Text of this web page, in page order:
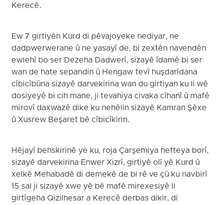
Kerecê.
Ew 7 girtiyên Kurd di pêvajoyeke nediyar, ne
dadpwerwerane û ne yasayî de, bi zextên navendên
ewlehî bo ser Dezeha Dadwerî, sizayê îdamê bi ser
wan de hate sepandin û Hengaw tevî huşdarîdana
cîbicîbûna sizayê darvekirina wan du girtiyan ku Ii wê
dosiyeyê bi cih mane, ji tevahiya civaka cîhanî û mafê
mirovî daxwazê dike ku nehêlin sizayê Kamran Şêxe
û Xusrew Beşaret bê cîbicîkirin.
Hêjayî behskirinê ye ku, roja Çarşemiya hefteya borî,
sizayê darvekirina Enwer Xizrî, girtiyê olî yê Kurd û
xelkê Mehabadê di demekê de bi rê ve çû ku navbirî
15 sal ji sizayê xwe yê bê mafê mirexesiyê li
girtîgeha Qizilhesar a Kerecê derbas dikir, di